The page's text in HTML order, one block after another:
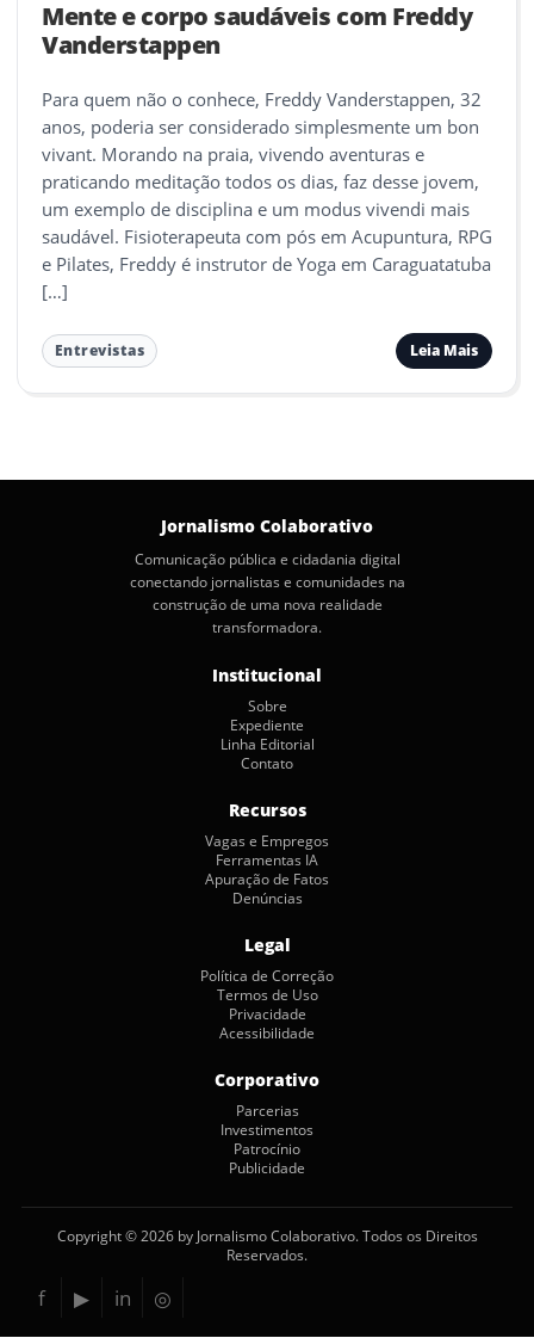
Mente e corpo saudáveis com Freddy
Vanderstappen
Para quem não o conhece, Freddy Vanderstappen, 32
anos, poderia ser considerado simplesmente um bon
vivant. Morando na praia, vivendo aventuras e
praticando meditação todos os dias, faz desse jovem,
um exemplo de disciplina e um modus vivendi mais
saudável. Fisioterapeuta com pós em Acupuntura, RPG
e Pilates, Freddy é instrutor de Yoga em Caraguatatuba
[…]
Entrevistas Leia Mais
Jornalismo Colaborativo
Comunicação pública e cidadania digital
conectando jornalistas e comunidades na
construção de uma nova realidade
transformadora.
Institucional
Sobre
Expediente
Linha Editorial
Contato
Recursos
Vagas e Empregos
Ferramentas IA
Apuração de Fatos
Denúncias
Legal
Política de Correção
Termos de Uso
Privacidade
Acessibilidade
Corporativo
Parcerias
Investimentos
Patrocínio
Publicidade
Copyright © 2026 by Jornalismo Colaborativo. Todos os Direitos
Reservados.
f ▶ in ◎